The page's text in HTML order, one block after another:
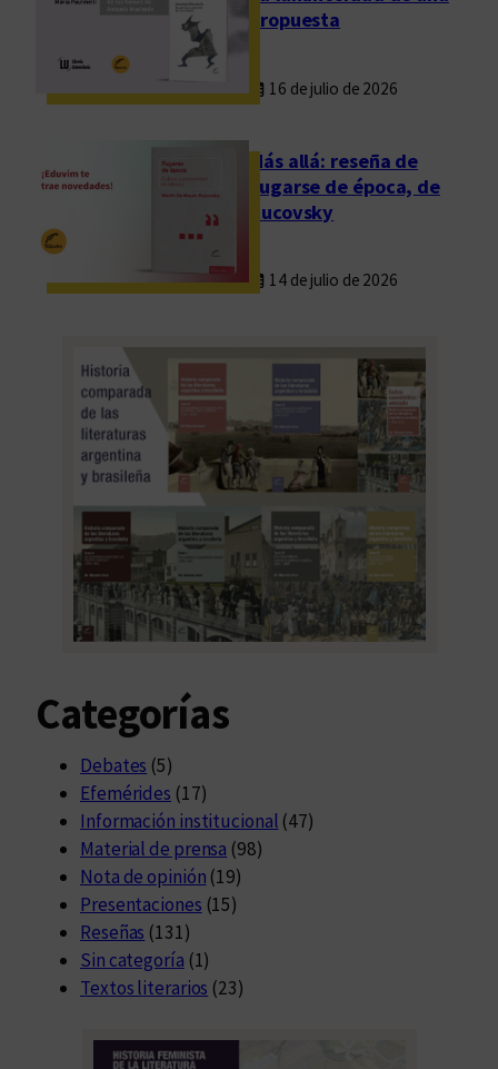
propuesta
16 de julio de 2026
Más allá: reseña de
Fugarse de época, de
Rucovsky
14 de julio de 2026
Categorías
Debates (5)
Efemérides (17)
Información institucional (47)
Material de prensa (98)
Nota de opinión (19)
Presentaciones (15)
Reseñas (131)
Sin categoría (1)
Textos literarios (23)